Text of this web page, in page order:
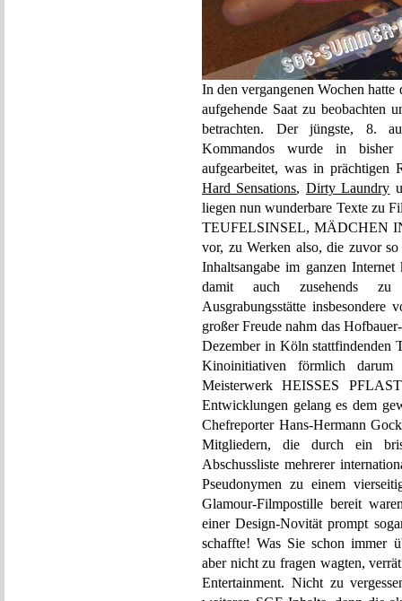
In den vergangenen Wochen
aufgehende Saat zu beobachten
betrachten. Der jüngste, 8.
Kommandos wurde in bisher
aufgearbeitet, was in prächtigen
Hard Sensations, Dirty Laundry
liegen nun wunderbare Texte
TEUFELSINSEL, MÄDCHEN
vor, zu Werken also, die zuvor
Inhaltsangabe im ganzen
damit auch zusehends zu
Ausgrabungsstätte insbesondere
großer Freude nahm das
Dezember in Köln stattfindenden
Kinoinitiativen förmlich
Meisterwerk HEISSES
Entwicklungen gelang es dem
Chefreporter Hans-Hermann
Mitgliedern, die durch ein
Abschussliste mehrerer
Pseudonymen zu einem
Glamour-Filmpostille bereit
einer Design-Novität prompt
schaffte! Was Sie schon immer
aber nicht zu fragen wagten,
Entertainment. Nicht zu